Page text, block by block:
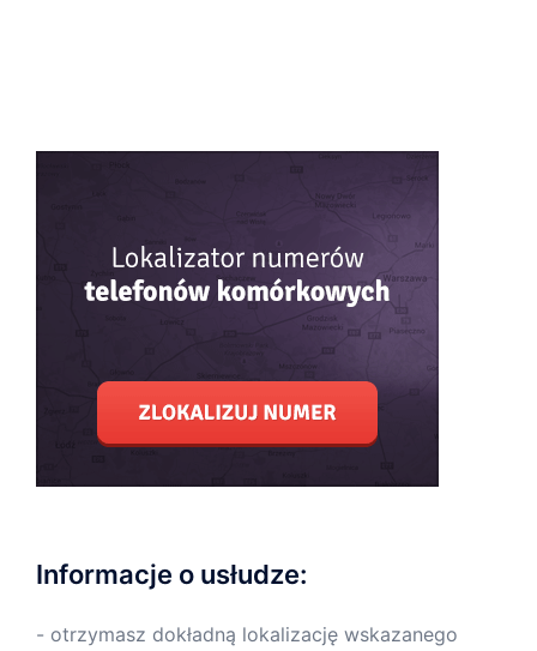
Informacje o usłudze:
- otrzymasz dokładną lokalizację wskazanego